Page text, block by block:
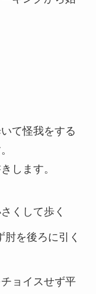
て怪我をする
します。
くして歩く
肘を後ろに引く
ョイスせず平